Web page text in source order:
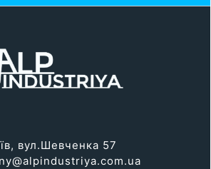
вул.Шевченка 57